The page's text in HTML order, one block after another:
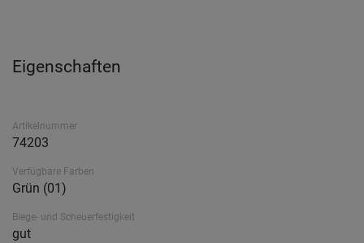
Eigenschaften
Artikelnummer
74203
Verfügbare Farben
Grün (01)
Biege- und Scheuerfestigkeit
gut